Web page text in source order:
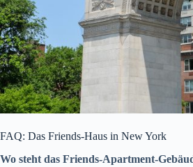
FAQ: Das Friends-Haus in New York
Wo steht das Friends-Apartment-